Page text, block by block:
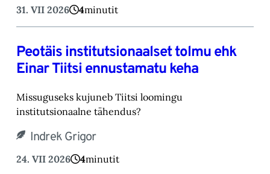
31. VII 2026 4minutit
Peotäis institutsionaalset tolmu ehk
Einar Tiitsi ennustamatu keha
Missuguseks kujuneb Tiitsi loomingu
institutsionaalne tähendus?
Indrek Grigor
24. VII 2026 4minutit